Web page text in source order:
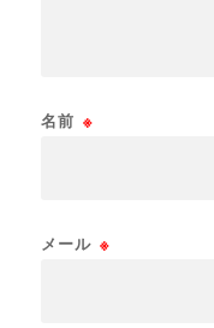
名前 ※
メール ※